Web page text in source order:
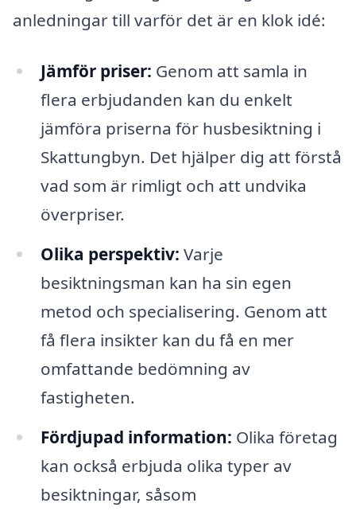
anledningar till varför det är en klok idé:
Jämför priser: Genom att samla in
flera erbjudanden kan du enkelt
jämföra priserna för husbesiktning i
Skattungbyn. Det hjälper dig att förstå
vad som är rimligt och att undvika
överpriser.
Olika perspektiv: Varje
besiktningsman kan ha sin egen
metod och specialisering. Genom att
få flera insikter kan du få en mer
omfattande bedömning av
fastigheten.
Fördjupad information: Olika företag
kan också erbjuda olika typer av
besiktningar, såsom